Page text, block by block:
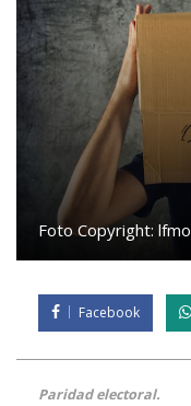
Foto Copyright:
Facebook
Paridad electoral.